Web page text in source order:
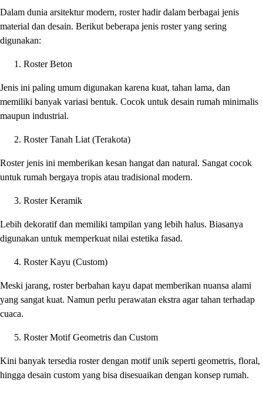
Dalam dunia arsitektur modern, roster hadir dalam berbagai jenis
material dan desain. Berikut beberapa jenis roster yang sering
digunakan:
Roster Beton
Jenis ini paling umum digunakan karena kuat, tahan lama, dan
memiliki banyak variasi bentuk. Cocok untuk desain rumah minimalis
maupun industrial.
Roster Tanah Liat (Terakota)
Roster jenis ini memberikan kesan hangat dan natural. Sangat cocok
untuk rumah bergaya tropis atau tradisional modern.
Roster Keramik
Lebih dekoratif dan memiliki tampilan yang lebih halus. Biasanya
digunakan untuk memperkuat nilai estetika fasad.
Roster Kayu (Custom)
Meski jarang, roster berbahan kayu dapat memberikan nuansa alami
yang sangat kuat. Namun perlu perawatan ekstra agar tahan terhadap
cuaca.
Roster Motif Geometris dan Custom
Kini banyak tersedia roster dengan motif unik seperti geometris, floral,
hingga desain custom yang bisa disesuaikan dengan konsep rumah.